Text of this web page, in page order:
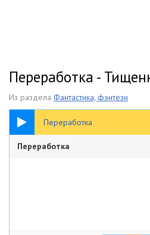
Переработка -
Из раздела Фантастика, фэнтези
Переработка
36:50
Переработка